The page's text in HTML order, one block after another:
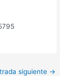
siguiente →